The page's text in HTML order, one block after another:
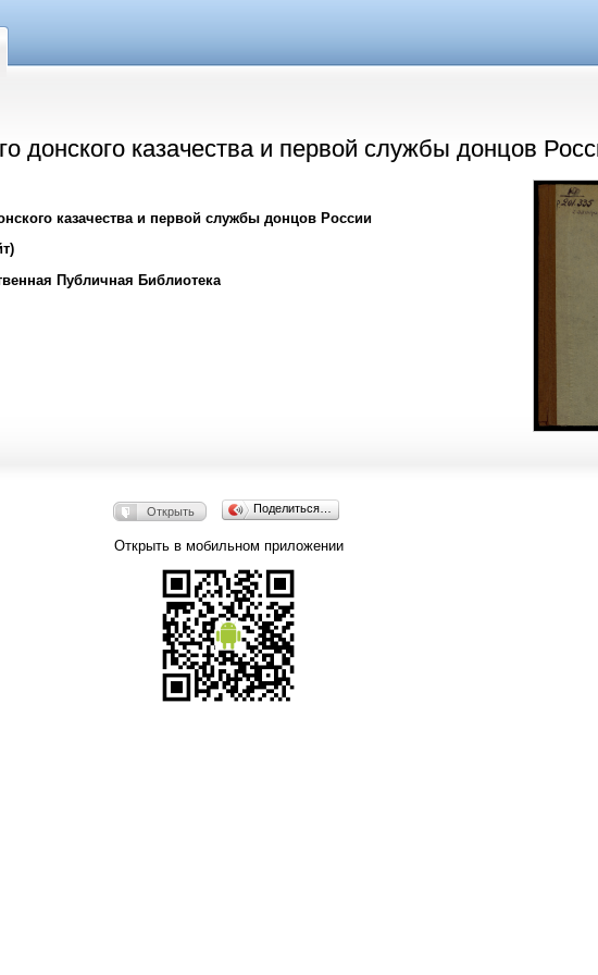
донского казачества и первой службы донцов
казачества и первой службы донцов России
Публичная Библиотека
Открыть Поделиться…
Открыть в мобильном приложении